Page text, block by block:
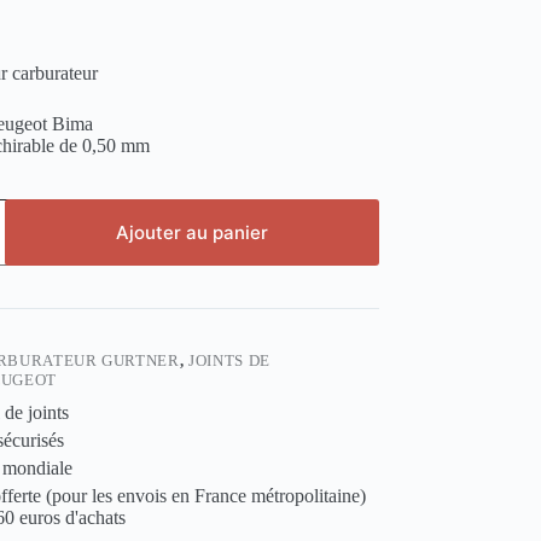
carburateur
Bima
de 0,50 mm
Ajouter au panier
GURTNER,JOINTS DE
joints
(pour les envois en France métropolitaine)
euros d'achats